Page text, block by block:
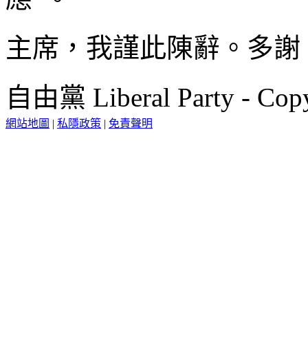
主席，我謹此陳辭。多謝
自由黨 Liberal Party -
網站地圖 | 私隱政策 | 免責聲明